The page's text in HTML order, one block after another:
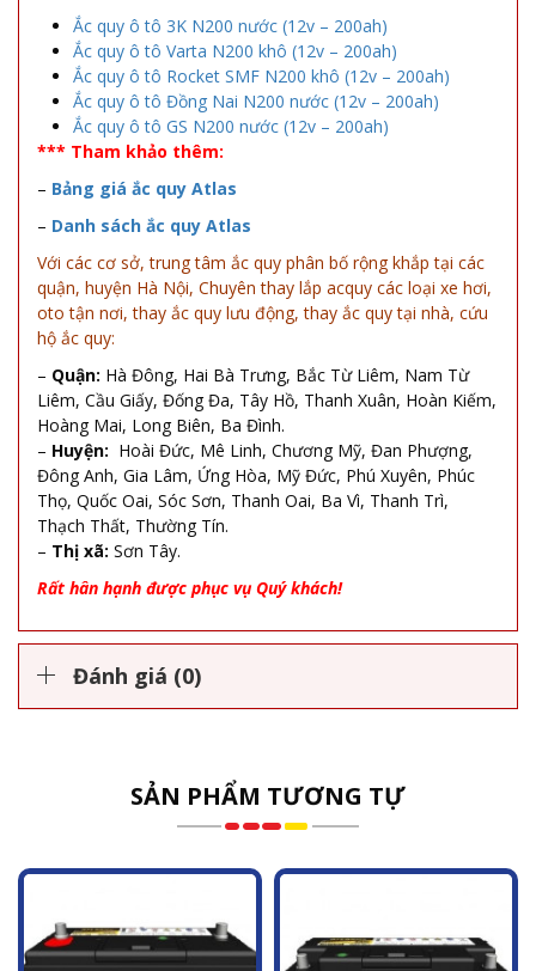
Ắc quy ô tô 3K N200 nước (12v – 200ah)
Ắc quy ô tô Varta N200 khô (12v – 200ah)
Ắc quy ô tô Rocket SMF N200 khô (12v – 200ah)
Ắc quy ô tô Đồng Nai N200 nước (12v – 200ah)
Ắc quy ô tô GS N200 nước (12v – 200ah)
*** Tham khảo thêm:
– Bảng giá ắc quy Atlas
– Danh sách ắc quy Atlas
Với các cơ sở, trung tâm ắc quy phân bố rộng khắp tại các
quận, huyện Hà Nội, Chuyên thay lắp acquy các loại xe hơi,
oto tận nơi, thay ắc quy lưu động, thay ắc quy tại nhà, cứu
hộ ắc quy:
– Quận: Hà Đông, Hai Bà Trưng, Bắc Từ Liêm, Nam Từ
Liêm, Cầu Giấy, Đống Đa, Tây Hồ, Thanh Xuân, Hoàn Kiếm,
Hoàng Mai, Long Biên, Ba Đình.
– Huyện: Hoài Đức, Mê Linh, Chương Mỹ, Đan Phượng,
Đông Anh, Gia Lâm, Ứng Hòa, Mỹ Đức, Phú Xuyên, Phúc
Thọ, Quốc Oai, Sóc Sơn, Thanh Oai, Ba Vì, Thanh Trì,
Thạch Thất, Thường Tín.
– Thị xã: Sơn Tây.
Rất hân hạnh được phục vụ Quý khách!
Đánh giá (0)
SẢN PHẨM TƯƠNG TỰ